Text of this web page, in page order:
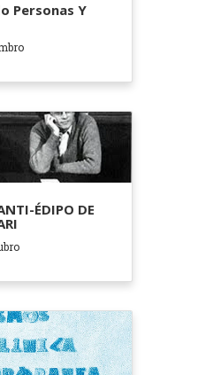
Personas Y
ÉDIPO DE